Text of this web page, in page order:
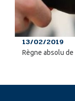
13/02/2019
Règne absolu